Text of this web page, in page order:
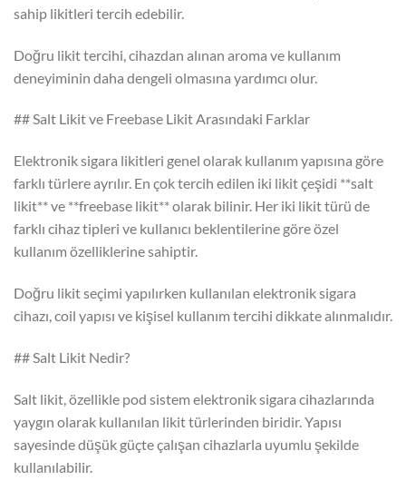
sahip likitleri tercih edebilir.
Doğru likit tercihi, cihazdan alınan aroma ve kullanım
deneyiminin daha dengeli olmasına yardımcı olur.
## Salt Likit ve Freebase Likit Arasındaki Farklar
Elektronik sigara likitleri genel olarak kullanım yapısına göre
farklı türlere ayrılır. En çok tercih edilen iki likit çeşidi **salt
likit** ve **freebase likit** olarak bilinir. Her iki likit türü de
farklı cihaz tipleri ve kullanıcı beklentilerine göre özel
kullanım özelliklerine sahiptir.
Doğru likit seçimi yapılırken kullanılan elektronik sigara
cihazı, coil yapısı ve kişisel kullanım tercihi dikkate alınmalıdır.
## Salt Likit Nedir?
Salt likit, özellikle pod sistem elektronik sigara cihazlarında
yaygın olarak kullanılan likit türlerinden biridir. Yapısı
sayesinde düşük güçte çalışan cihazlarla uyumlu şekilde
kullanılabilir.